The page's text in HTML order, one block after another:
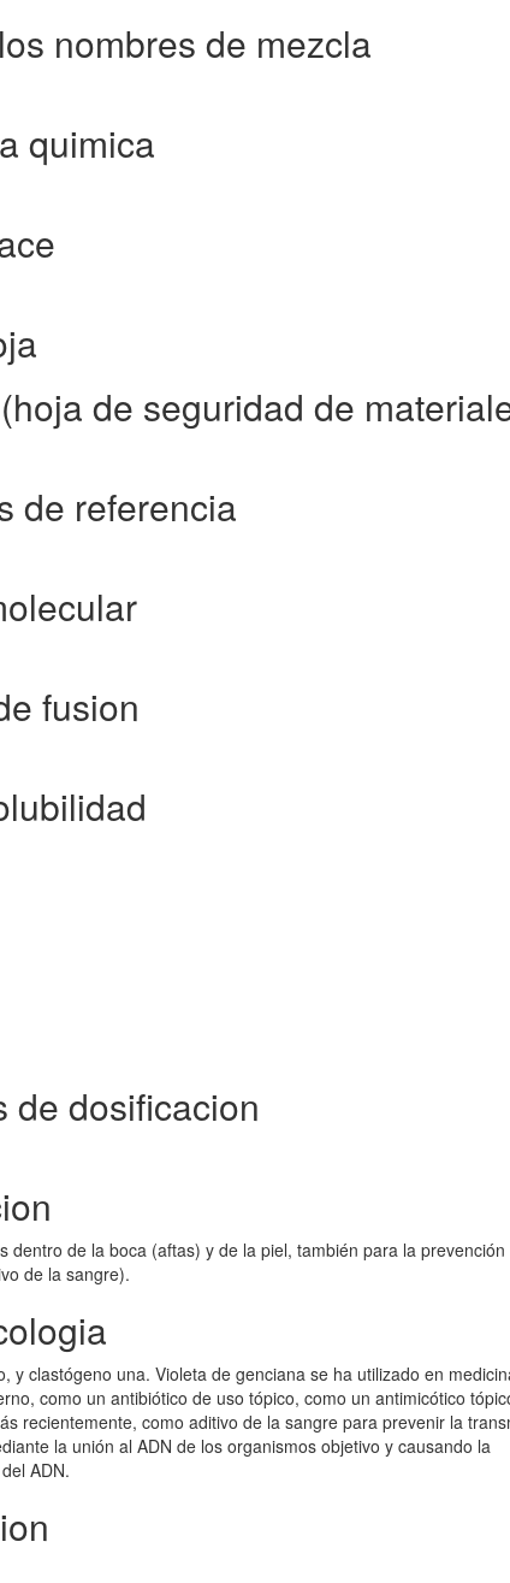
nombres de mezcla
quimica
de seguridad de
de referencia
fusion
de dosificacion
dentro de la boca (aftas) y de la piel, también para la prevención
de la sangre).
y clastógeno una. Violeta de genciana se ha utilizado en
como un antibiótico de uso tópico, como un antimicótico
recientemente, como aditivo de la sangre para prevenir la
la unión al ADN de los organismos objetivo y causando la
ADN.